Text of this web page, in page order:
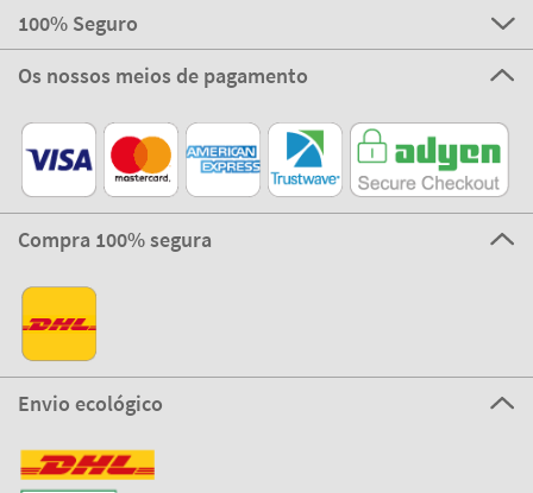
100% Seguro
Os nossos meios de pagamento
Compra 100% segura
Envio ecológico